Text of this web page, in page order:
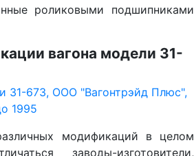
роликовыми подшипниками
вагона модели 31-
31-673, ООО "Вагонтрэйд Плюс",
1995
модификаций в целом
заводы-изготовители,